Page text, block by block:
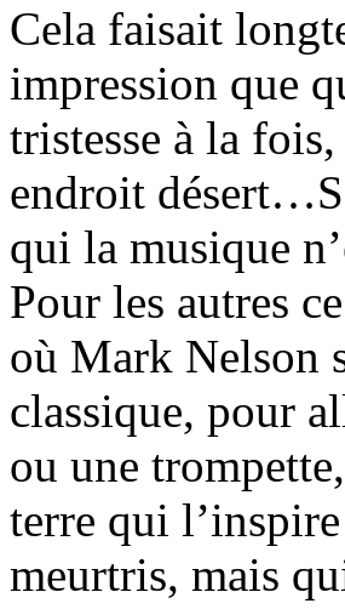
Cela faisait
impression que
tristesse à la
endroit
qui la musique
Pour les autres
où Mark Nelson
classique, pour
ou une
terre qui
meurtris, mais